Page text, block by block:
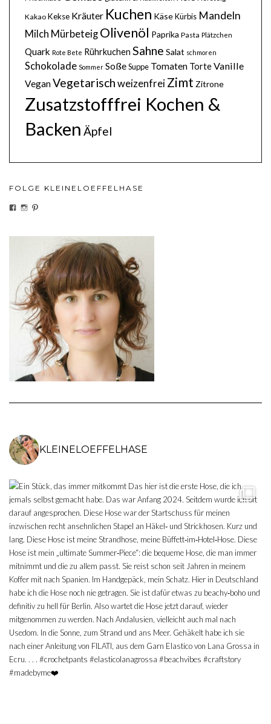
Kakao Kekse Kräuter Kuchen KäseKürbis Mandeln
Milch Mürbeteig Olivenöl Paprika Pasta Plätzchen
Quark Rote Bete Rührkuchen Sahne Salat schmoren
Schokolade Sommer SoßeSuppe Tomaten TorteVanille
VeganVegetarisch weizenfrei Zimt Zitrone
Zusatzstofffrei Kochen &
Backen Äpfel
FOLGE KLEINELOEFFELHASE
PROFIL
FACEBOOK
PROFIL
INSTAGRAM
ANZEIGEN
PINTEREST
ANZEIGEN
KLEINELOEFFELHASE